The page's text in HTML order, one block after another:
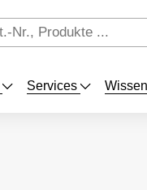
Services Wissen